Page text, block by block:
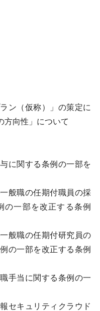
ン（仮称）」の策定に
方向性」について
関する条例の一部を
般職の任期付職員の採
の一部を改正する条例
般職の任期付研究員の
の一部を改正する条例
手当に関する条例の一
キュリティクラウド